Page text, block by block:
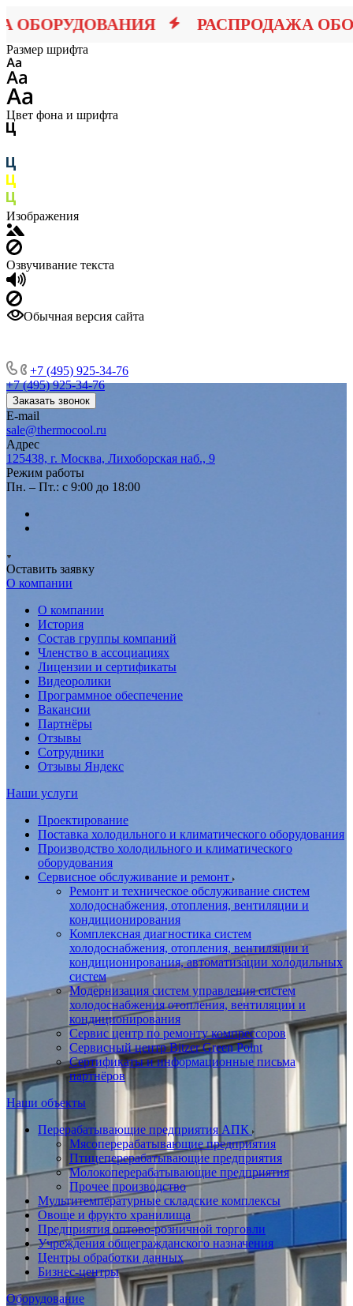
РАСПРОДАЖА
Размер шрифта
Цвет фона и шрифта
Изображения
Озвучивание текста
Обычная версия сайта
+7 (495) 925-34-76
+7 (495) 925-34-76
Заказать звонок
E-mail
sale@thermocool.ru
Адрес
125438, г. Москва, Лихоборская наб., 9
Режим работы
Пн. – Пт.: с 9:00 до 18:00
Оставить заявку
О компании
О компании
История
Состав группы компаний
Членство в ассоциациях
Лицензии и сертификаты
Видеоролики
Программное обеспечение
Вакансии
Партнёры
Отзывы
Сотрудники
Отзывы Яндекс
Наши услуги
Проектирование
Поставка холодильного и климатического оборудования
Производство холодильного и климатического
оборудования
Сервисное обслуживание и ремонт
Ремонт и техническое обслуживание систем
холодоснабжения, отопления, вентиляции и
кондиционирования
Комплексная диагностика систем
холодоснабжения, отопления, вентиляции и
кондиционирования, автоматизации холодильных
систем
Модернизация систем управления систем
холодоснабжения отопления, вентиляции и
кондиционирования
Сервис центр по ремонту компрессоров
Сервисный центр Bitzer Green Point
Сертификаты и информационные письма
партнёров
Наши объекты
Перерабатывающие предприятия АПК
Мясоперерабатывающие предприятия
Птицеперерабатывающие предприятия
Молокоперерабатывающие предприятия
Прочее производство
Мультитемпературные складские комплексы
Овоще и фрукто хранилища
Предприятия оптово-розничной торговли
Учреждения общегражданского назначения
Центры обработки данных
Бизнес-центры
Оборудование